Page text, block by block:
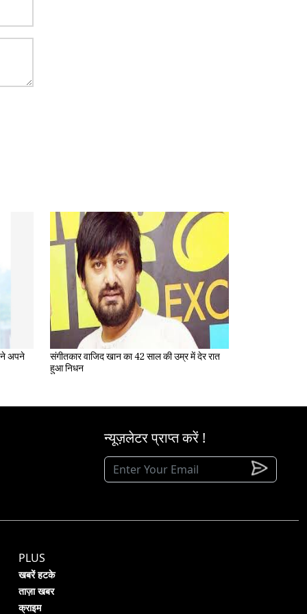
संगीतकार वाजिद खान का 42 साल की उम्र में देर रात
हुआ निधन
न्यूज़लेटर प्राप्त करें !
PLUS
खबरें हटके
ताज़ा खबर
क्राइम